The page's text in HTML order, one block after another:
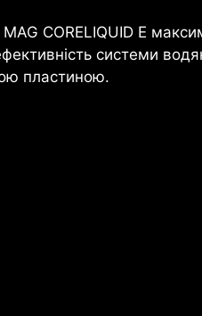
CORELIQUID E
системи
пластиною.